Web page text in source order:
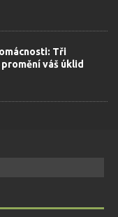
Tři
váš úklid